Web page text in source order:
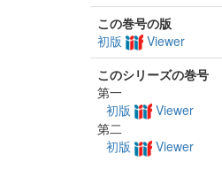
この巻号の版
初版
Viewer
このシリーズの巻号
第一
初版
Viewer
第二
初版
Viewer